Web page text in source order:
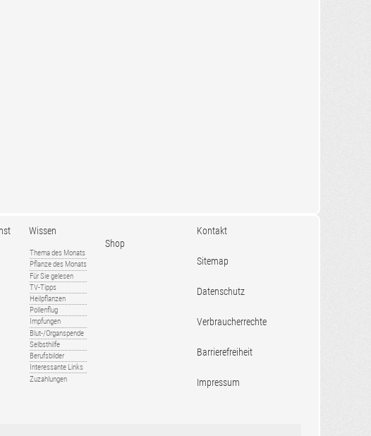
Wissen
Thema des Monats
Pflanze des Monats
Für Sie gelesen
TV-Tipps
Heilpflanzen
Pollenflug
Impfungen
Blut-/Organspende
Selbsthilfe
Berufsbilder
Interessante Links
Zuzahlungen
Shop
Kontakt
Sitemap
Datenschutz
Verbraucherrechte
Barrierefreiheit
Impressum